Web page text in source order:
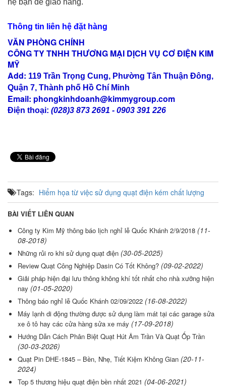
hệ bạn để giao hàng.
Thông tin liên hệ đặt hàng
VĂN PHÒNG CHÍNH
CÔNG TY TNHH THƯƠNG MẠI DỊCH VỤ CƠ ĐIỆN KIM
MỸ
Add: 119 Trần Trọng Cung, Phường Tân Thuận Đông,
Quận 7, Thành phố Hồ Chí Minh
Email: phongkinhdoanh@kimmygroup.com
Điện thoại: (028)3 873 2691 - 0903 391 226
Tags: Hiểm họa từ việc sử dụng quạt điện kém chất lượng
BÀI VIẾT LIÊN QUAN
Công ty Kim Mỹ thông báo lịch nghỉ lễ Quốc Khánh 2/9/2018 (11-
08-2018)
Những rủi ro khi sử dụng quạt điện (30-05-2025)
Review Quạt Công Nghiệp Dasin Có Tốt Không? (09-02-2022)
Giải pháp hiện đại lưu thông không khí tốt nhất cho nhà xưởng hiện
nay (01-05-2020)
Thông báo nghỉ lễ Quốc Khánh 02/09/2022 (16-08-2022)
Máy lạnh di động thường được sử dụng làm mát tại các garage sửa
xe ô tô hay các cửa hàng sửa xe máy (17-09-2018)
Hướng Dẫn Cách Phân Biệt Quạt Hút Âm Trần Và Quạt Ốp Trần
(30-03-2026)
Quạt Pin DHE-1845 – Bền, Nhẹ, Tiết Kiệm Không Gian (20-11-
2024)
Top 5 thương hiệu quạt điện bền nhất 2021 (04-06-2021)